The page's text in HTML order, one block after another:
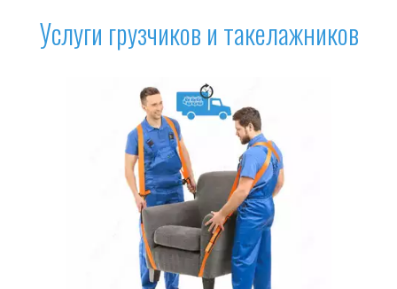
Услуги грузчиков и такелажников